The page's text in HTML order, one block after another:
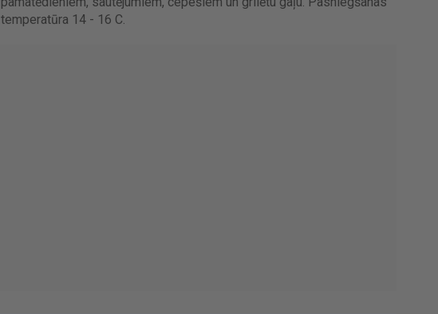
temperatūra 14 - 16 C.